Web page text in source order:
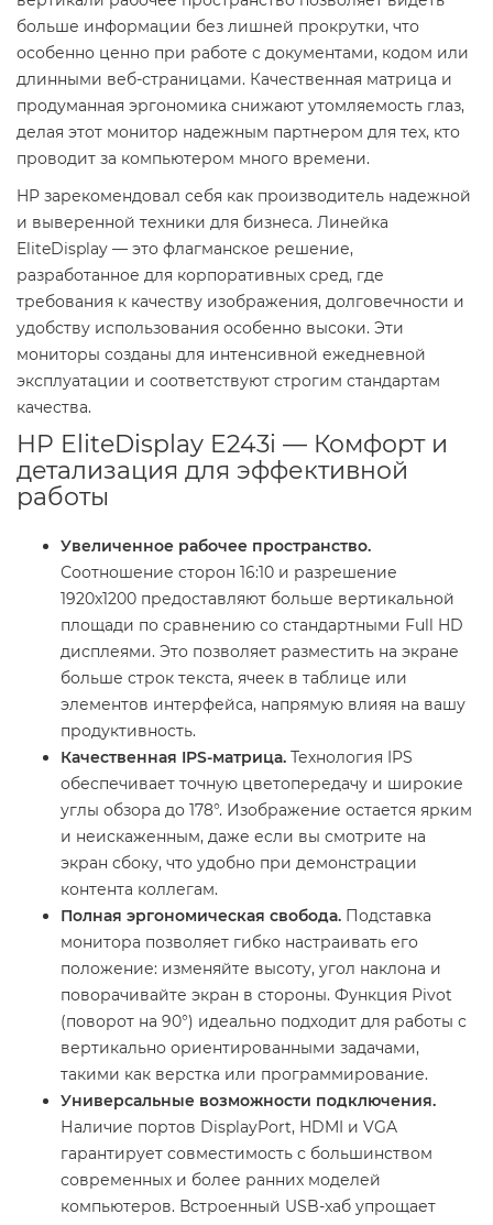
больше информации без лишней прокрутки, что
особенно ценно при работе с документами, кодом или
длинными веб-страницами. Качественная матрица и
продуманная эргономика снижают утомляемость глаз,
делая этот монитор надежным партнером для тех, кто
проводит за компьютером много времени.
HP зарекомендовал себя как производитель надежной
и выверенной техники для бизнеса. Линейка
EliteDisplay — это флагманское решение,
разработанное для корпоративных сред, где
требования к качеству изображения, долговечности и
удобству использования особенно высоки. Эти
мониторы созданы для интенсивной ежедневной
эксплуатации и соответствуют строгим стандартам
качества.
HP EliteDisplay E243i — Комфорт и
детализация для эффективной
работы
Увеличенное рабочее пространство.
Соотношение сторон 16:10 и разрешение
1920x1200 предоставляют больше вертикальной
площади по сравнению со стандартными Full HD
дисплеями. Это позволяет разместить на экране
больше строк текста, ячеек в таблице или
элементов интерфейса, напрямую влияя на вашу
продуктивность.
Качественная IPS-матрица. Технология IPS
обеспечивает точную цветопередачу и широкие
углы обзора до 178°. Изображение остается ярким
и неискаженным, даже если вы смотрите на
экран сбоку, что удобно при демонстрации
контента коллегам.
Полная эргономическая свобода. Подставка
монитора позволяет гибко настраивать его
положение: изменяйте высоту, угол наклона и
поворачивайте экран в стороны. Функция Pivot
(поворот на 90°) идеально подходит для работы с
вертикально ориентированными задачами,
такими как верстка или программирование.
Универсальные возможности подключения.
Наличие портов DisplayPort, HDMI и VGA
гарантирует совместимость с большинством
современных и более ранних моделей
компьютеров. Встроенный USB-хаб упрощает